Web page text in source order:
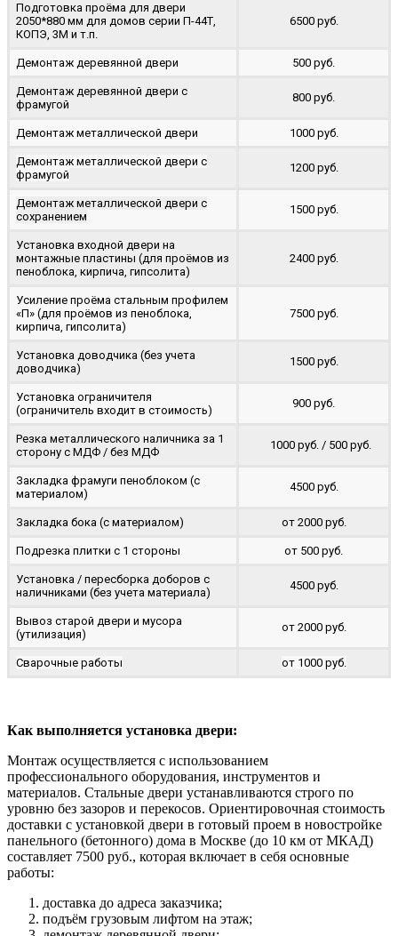
Подготовка проёма для двери
2050*880 мм для домов серии П-44Т,
КОПЭ, 3М и т.п.
6500 руб.
Демонтаж деревянной двери 500 руб.
Демонтаж деревянной двери с
фрамугой
800 руб.
Демонтаж металлической двери 1000 руб.
Демонтаж металлической двери с
фрамугой
1200 руб.
Демонтаж металлической двери с
сохранением
1500 руб.
Установка входной двери на
монтажные пластины (для проёмов из
пеноблока, кирпича, гипсолита)
2400 руб.
Усиление проёма стальным профилем
«П» (для проёмов из пеноблока,
кирпича, гипсолита)
7500 руб.
Установка доводчика (без учета
доводчика)
1500 руб.
Установка ограничителя
(ограничитель входит в стоимость)
900 руб.
Резка металлического наличника за 1
сторону с МДФ / без МДФ
1000 руб. / 500 руб.
Закладка фрамуги пеноблоком (с
материалом)
4500 руб.
Закладка бока (с материалом) от 2000 руб.
Подрезка плитки с 1 стороны от 500 руб.
Установка / пересборка доборов с
наличниками (без учета материала)
4500 руб.
Вывоз старой двери и мусора
(утилизация)
от 2000 руб.
Сварочные работы от 1000 руб.
Как выполняется установка двери:
Монтаж осуществляется с использованием
профессионального оборудования, инструментов и
материалов. Стальные двери устанавливаются строго по
уровню без зазоров и перекосов. Ориентировочная стоимость
доставки с установкой двери в готовый проем в новостройке
панельного (бетонного) дома в Москве (до 10 км от МКАД)
составляет 7500 руб., которая включает в себя основные
работы:
доставка до адреса заказчика;
подъём грузовым лифтом на этаж;